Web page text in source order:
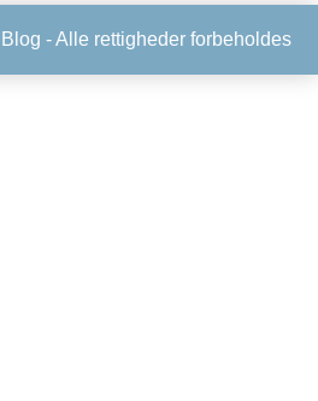
Blog - Alle rettigheder forbeholdes